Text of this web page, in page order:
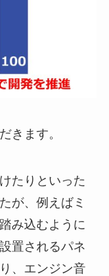
きます。
たりといった
が、例えばミ
み込むように
置されるパネ
、エンジン音